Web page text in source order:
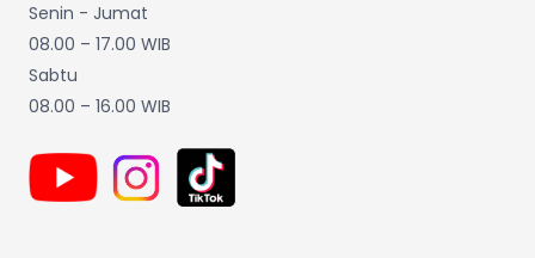
Senin - Jumat
08.00 – 17.00 WIB
Sabtu
08.00 – 16.00 WIB